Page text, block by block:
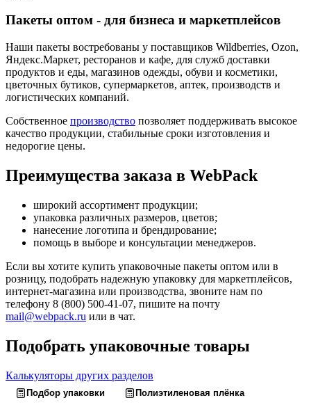
Пакеты оптом - для бизнеса и маркетплейсов
Наши пакеты востребованы у поставщиков Wildberries, Ozon,
Яндекс.Маркет, ресторанов и кафе, для служб доставки
продуктов и еды, магазинов одежды, обуви и косметики,
цветочных бутиков, супермаркетов, аптек, производств и
логистических компаний.
Собственное производство позволяет поддерживать высокое
качество продукции, стабильные сроки изготовления и
недорогие цены.
Преимущества заказа в WebPack
широкий ассортимент продукции;
упаковка различных размеров, цветов;
нанесение логотипа и брендирование;
помощь в выборе и консультации менеджеров.
Если вы хотите купить упаковочные пакеты оптом или в
розницу, подобрать надежную упаковку для маркетплейсов,
интернет-магазина или производства, звоните нам по
телефону 8 (800) 500-41-07, пишите на почту
mail@webpack.ru или в чат.
Подобрать упаковочные товары
Калькуляторы других разделов
Подбор упаковки Полиэтиленовая плёнка